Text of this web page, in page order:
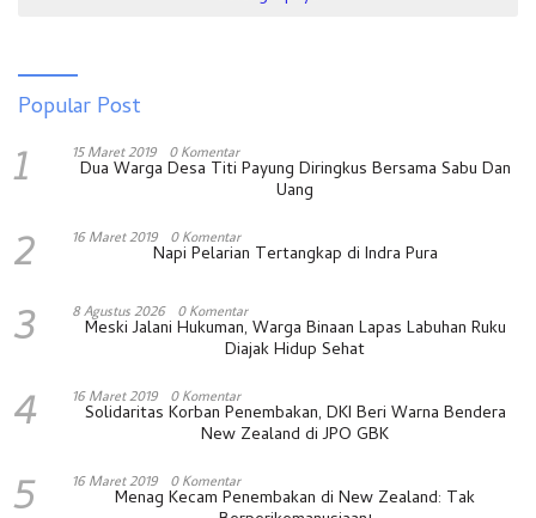
Popular Post
1 15 Maret 2019 0 Komentar
Dua Warga Desa Titi Payung Diringkus Bersama Sabu Dan
Uang
2 16 Maret 2019 0 Komentar
Napi Pelarian Tertangkap di Indra Pura
3 8 Agustus 2026 0 Komentar
Meski Jalani Hukuman, Warga Binaan Lapas Labuhan Ruku
Diajak Hidup Sehat
4 16 Maret 2019 0 Komentar
Solidaritas Korban Penembakan, DKI Beri Warna Bendera
New Zealand di JPO GBK
5 16 Maret 2019 0 Komentar
Menag Kecam Penembakan di New Zealand: Tak